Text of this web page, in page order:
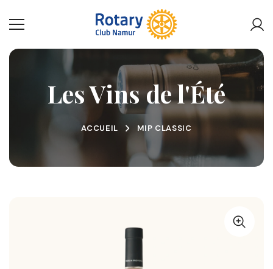
Les Vins de l'Été
ACCUEIL MIP CLASSIC